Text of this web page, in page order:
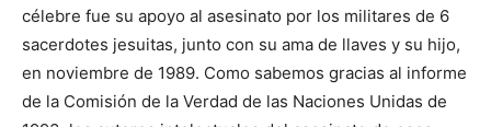
célebre fue su apoyo al asesinato por los militares de 6
sacerdotes jesuitas, junto con su ama de llaves y su hijo,
en noviembre de 1989. Como sabemos gracias al informe
de la Comisión de la Verdad de las Naciones Unidas de